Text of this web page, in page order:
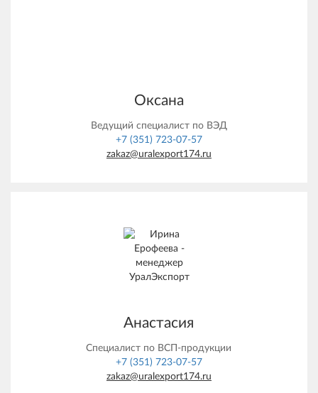
Оксана
Ведущий специалист по ВЭД
+7 (351) 723-07-57
zakaz@uralexport174.ru
Анастасия
Специалист по ВСП-продукции
+7 (351) 723-07-57
zakaz@uralexport174.ru